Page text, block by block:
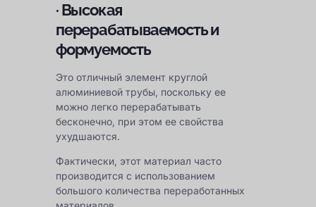
· Высокая
перерабатываемость и
формуемость
Это отличный элемент круглой
алюминиевой трубы, поскольку ее
можно легко перерабатывать
бесконечно, при этом ее свойства
ухудшаются.
Фактически, этот материал часто
производится с использованием
большого количества переработанных